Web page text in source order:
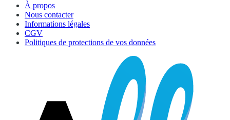
À propos
Nous contacter
Informations légales
CGV
Politiques de protections de vos données